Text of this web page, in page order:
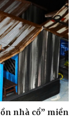
nhà cổ” miền